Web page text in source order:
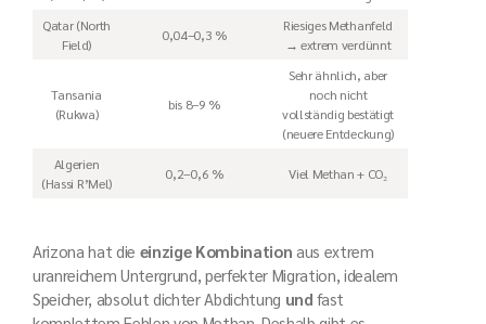
Qatar (North
Field)
0,04–0,3 %
Riesiges Methanfeld
→ extrem verdünnt
Tansania
(Rukwa)
bis 8–9 %
Sehr ähnlich, aber
noch nicht
vollständig bestätigt
(neuere Entdeckung)
Algerien
(Hassi R’Mel)
0,2–0,6 % Viel Methan + CO₂
Arizona hat die einzige Kombination aus extrem
uranreichem Untergrund, perfekter Migration, idealem
Speicher, absolut dichter Abdichtung und fast